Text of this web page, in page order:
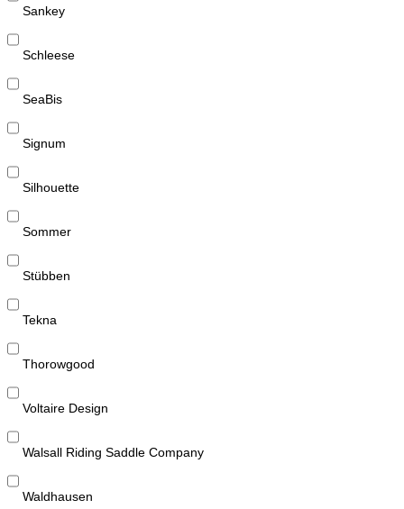
Sankey
Schleese
SeaBis
Signum
Silhouette
Sommer
Stübben
Tekna
Thorowgood
Voltaire Design
Walsall Riding Saddle Company
Waldhausen